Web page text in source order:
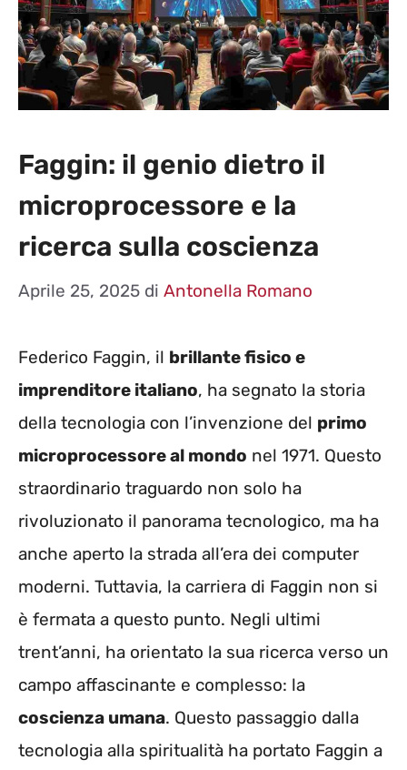
Faggin: il genio dietro il
microprocessore e la
ricerca sulla coscienza
Aprile 25, 2025 di Antonella Romano
Federico Faggin, il brillante fisico e
imprenditore italiano, ha segnato la storia
della tecnologia con l’invenzione del primo
microprocessore al mondo nel 1971. Questo
straordinario traguardo non solo ha
rivoluzionato il panorama tecnologico, ma ha
anche aperto la strada all’era dei computer
moderni. Tuttavia, la carriera di Faggin non si
è fermata a questo punto. Negli ultimi
trent’anni, ha orientato la sua ricerca verso un
campo affascinante e complesso: la
coscienza umana. Questo passaggio dalla
tecnologia alla spiritualità ha portato Faggin a